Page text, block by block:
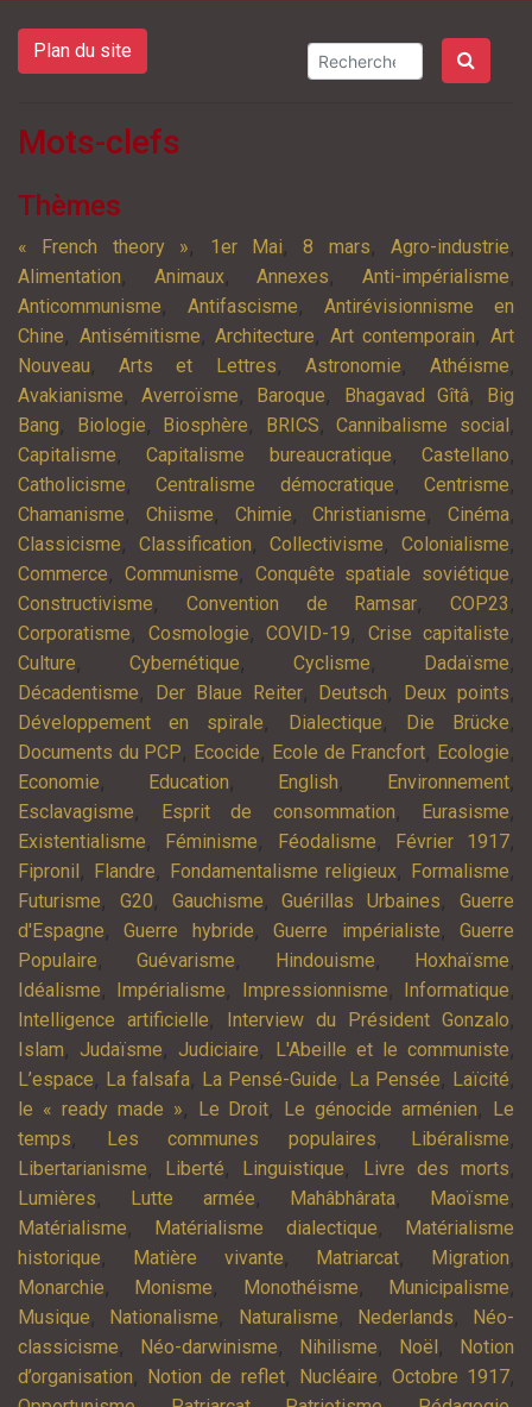
Plan du site
Mots-clefs
Thèmes
« French theory », 1er Mai,8 mars, Agro-industrie,
Alimentation, Animaux,Annexes,Anti-impérialisme,
Anticommunisme, Antifascisme, Antirévisionnisme en
Chine, Antisémitisme,Architecture, Art contemporain,Art
Nouveau,Arts et Lettres, Astronomie,Athéisme,
Avakianisme,Averroïsme, Baroque, Bhagavad Gîtâ,
Big
Bang, Biologie, Biosphère, BRICS,Cannibalisme social ,
Capitalisme,Capitalisme bureaucratique,Castellano,
Catholicisme,Centralisme démocratique,Centrisme,
Chamanisme, Chiisme, Chimie,Christianisme, Cinéma,
Classicisme, Classification, Collectivisme, Colonialisme,
Commerce, Communisme, Conquête spatiale soviétique,
Constructivisme, Convention de Ramsar, COP23 ,
Corporatisme, Cosmologie, COVID-19, Crise capitaliste,
Culture, Cybernétique, Cyclisme, Dadaïsme,
Décadentisme, Der Blaue Reiter, Deutsch, Deux points,
Développement en spirale, Dialectique, Die Brücke,
Documents du PCP, Ecocide, Ecole de Francfort, Ecologie,
Economie, Education, English, Environnement,
Esclavagisme, Esprit de consommation, Eurasisme,
Existentialisme, Féminisme, Féodalisme, Février 1917,
Fipronil , Flandre, Fondamentalisme religieux, Formalisme,
Futurisme, G20, Gauchisme,Guérillas Urbaines,Guerre
d'Espagne,Guerre hybride,Guerre impérialiste,Guerre
Populaire,Guévarisme, Hindouisme, Hoxhaïsme,
Idéalisme, Impérialisme, Impressionnisme, Informatique,
Intelligence artificielle, Interview du Président Gonzalo,
Islam, Judaïsme, Judiciaire, L'Abeille et le communiste,
L’espace, La falsafa, La Pensé-Guide, La Pensée, Laïcité,
le « ready made », Le Droit, Le génocide arménien,
Le
temps, Les communes populaires, Libéralisme,
Libertarianisme, Liberté, Linguistique, Livre des morts,
Lumières, Lutte armée, Mahâbhârata, Maoïsme,
Matérialisme, Matérialisme dialectique,
Matérialisme
historique, Matière vivante, Matriarcat, Migration,
Monarchie, Monisme, Monothéisme, Municipalisme,
Musique, Nationalisme, Naturalisme, Nederlands,
Néo-
classicisme, Néo-darwinisme, Nihilisme, Noël ,
Notion
d’organisation, Notion de reflet, Nucléaire, Octobre 1917,